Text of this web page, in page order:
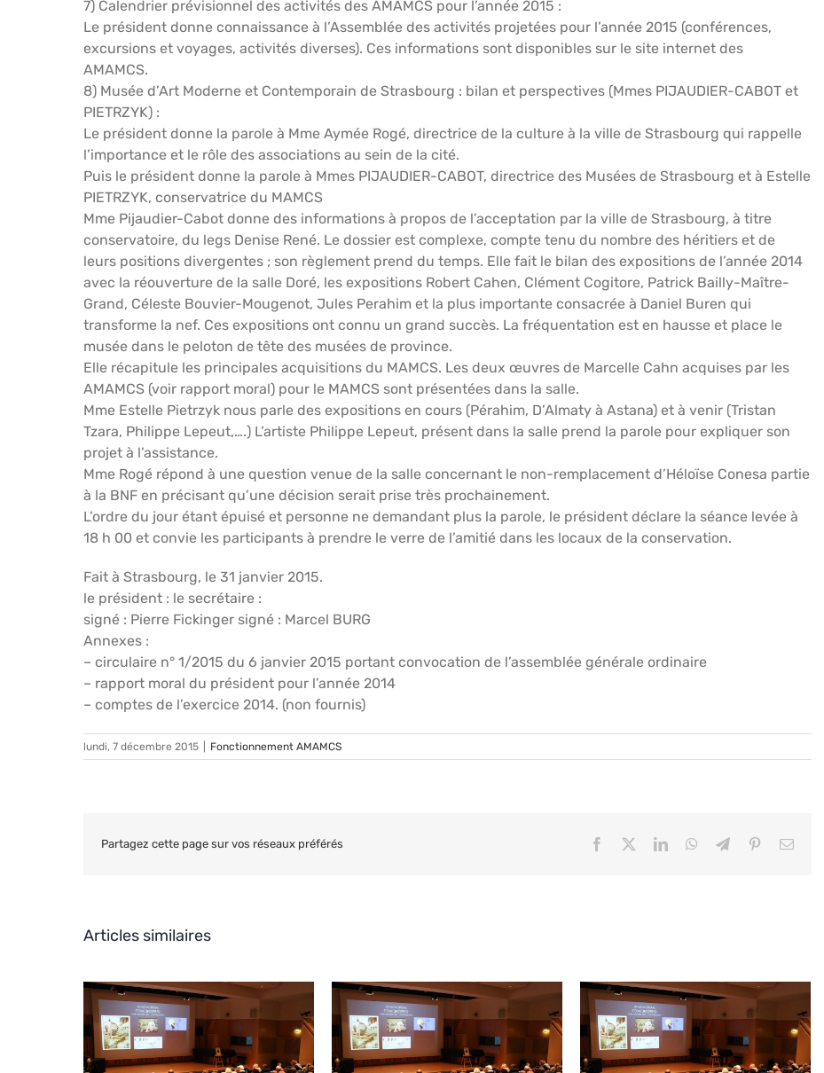
7) Calendrier prévisionnel des activités des AMAMCS pour l’année 2015 :
Le président donne connaissance à l’Assemblée des activités projetées pour l’année 2015 (conférences,
excursions et voyages, activités diverses). Ces informations sont disponibles sur le site internet des
AMAMCS.
8) Musée d’Art Moderne et Contemporain de Strasbourg : bilan et perspectives (Mmes PIJAUDIER-CABOT et
PIETRZYK) :
Le président donne la parole à Mme Aymée Rogé, directrice de la culture à la ville de Strasbourg qui rappelle
l’importance et le rôle des associations au sein de la cité.
Puis le président donne la parole à Mmes PIJAUDIER-CABOT, directrice des Musées de Strasbourg et à Estelle
PIETRZYK, conservatrice du MAMCS
Mme Pijaudier-Cabot donne des informations à propos de l’acceptation par la ville de Strasbourg, à titre
conservatoire, du legs Denise René. Le dossier est complexe, compte tenu du nombre des héritiers et de
leurs positions divergentes ; son règlement prend du temps. Elle fait le bilan des expositions de l’année 2014
avec la réouverture de la salle Doré, les expositions Robert Cahen, Clément Cogitore, Patrick Bailly-Maître-
Grand, Céleste Bouvier-Mougenot, Jules Perahim et la plus importante consacrée à Daniel Buren qui
transforme la nef. Ces expositions ont connu un grand succès. La fréquentation est en hausse et place le
musée dans le peloton de tête des musées de province.
Elle récapitule les principales acquisitions du MAMCS. Les deux œuvres de Marcelle Cahn acquises par les
AMAMCS (voir rapport moral) pour le MAMCS sont présentées dans la salle.
Mme Estelle Pietrzyk nous parle des expositions en cours (Pérahim, D’Almaty à Astana) et à venir (Tristan
Tzara, Philippe Lepeut,….) L’artiste Philippe Lepeut, présent dans la salle prend la parole pour expliquer son
projet à l’assistance.
Mme Rogé répond à une question venue de la salle concernant le non-remplacement d’Héloïse Conesa partie
à la BNF en précisant qu’une décision serait prise très prochainement.
L’ordre du jour étant épuisé et personne ne demandant plus la parole, le président déclare la séance levée à
18 h 00 et convie les participants à prendre le verre de l’amitié dans les locaux de la conservation.
Fait à Strasbourg, le 31 janvier 2015.
le président : le secrétaire :
signé : Pierre Fickinger signé : Marcel BURG
Annexes :
– circulaire n° 1/2015 du 6 janvier 2015 portant convocation de l’assemblée générale ordinaire
– rapport moral du président pour l’année 2014
– comptes de l’exercice 2014. (non fournis)
lundi, 7 décembre 2015 Fonctionnement AMAMCS
Partagez cette page sur vos réseaux préférés Facebook LinkedInWhatsApp
TelegramPinterestEmail
Articles similaires